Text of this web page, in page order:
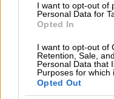
I want to opt-out of
Personal Data for
Opted In
I want to opt-out of
Retention, Sale,
Personal Data that
Purposes for which
Opted Out
#Breaking:
evacuating
City mall in
after reports